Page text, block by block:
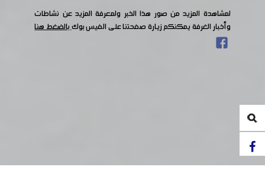
لمشاهدة المزيد من صور هذا الخبر ولمعرفة المزيد عن نشاطات
وأخبار الغرفة يمكنكم زيارة صفحتنا على الفيس بوكبالضغط هنا